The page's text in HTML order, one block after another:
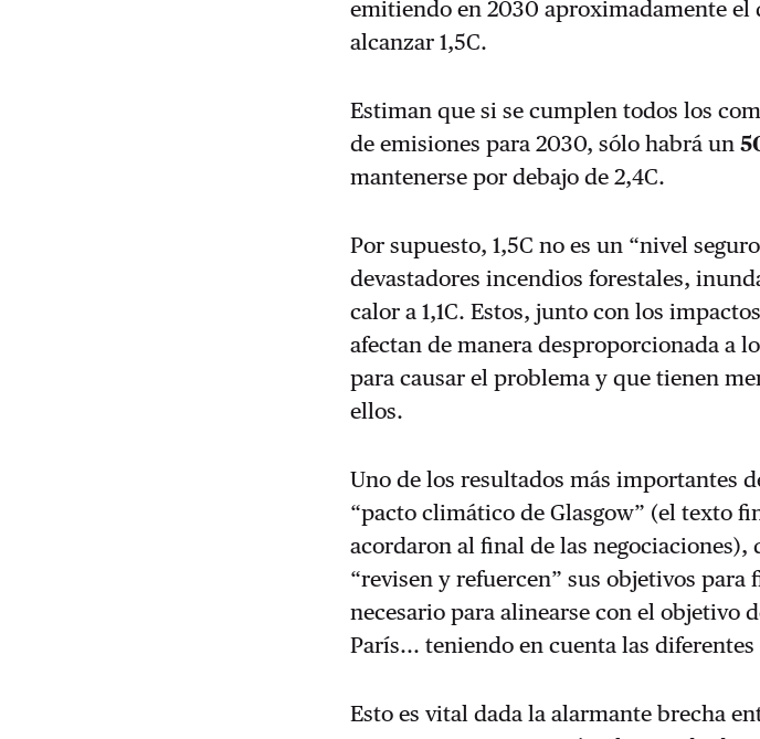
emitiendo en 2030 aproximadamente el
alcanzar 1,5C.
Estiman que si se cumplen todos los
de emisiones para 2030, sólo habrá un
mantenerse por debajo de 2,4C.
Por supuesto, 1,5C no es un “nivel
devastadores incendios forestales,
calor a 1,1C. Estos, junto con los
afectan de manera desproporcionada a
para causar el problema y que tienen
ellos.
Uno de los resultados más importantes
“pacto climático de Glasgow” (el texto
acordaron al final de las negociaciones),
“revisen y refuercen” sus objetivos para
necesario para alinearse con el objetivo
París... teniendo en cuenta las
Esto es vital dada la alarmante brecha